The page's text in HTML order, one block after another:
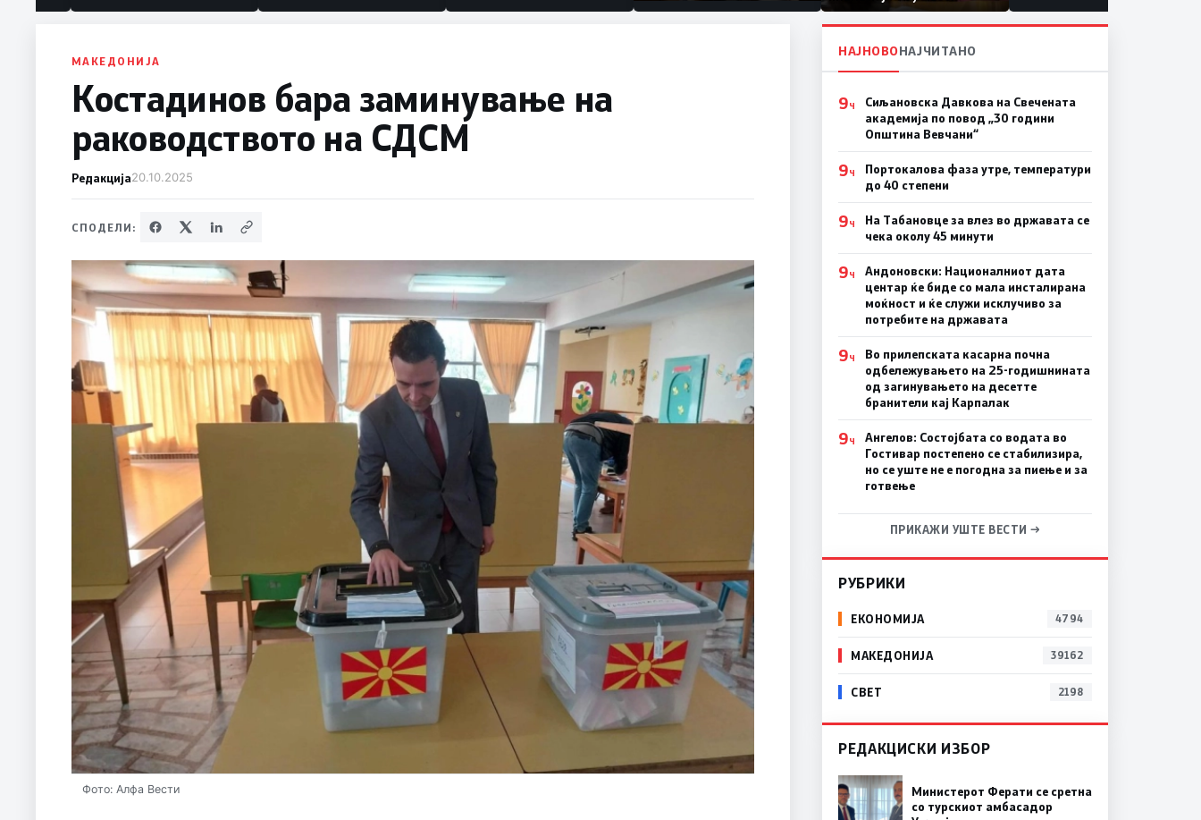
половина тунел во слепа
првачиња помалку
МАКЕДОНИЈА
Костадинов бара заминување на
раководството на СДСМ
Редакција20.10.2025
СПОДЕЛИ:
Фото: Алфа Вести
НАЈНОВОНАЈЧИТАНО
9Ч
Сиљановска Давкова на Свечената
академија по повод „30 години
Општина Вевчани“
9Ч
Портокалова фаза утре, температури
до 40 степени
9Ч
На Табановце за влез во државата се
чека околу 45 минути
9Ч
Андоновски: Националниот дата
центар ќе биде со мала инсталирана
моќност и ќе служи исклучиво за
потребите на државата
9Ч
Во прилепската касарна почна
одбележувањето на 25-годишнината
од загинувањето на десетте
бранители кај Карпалак
9Ч
Ангелов: Состојбата со водата во
Гостивар постепено се стабилизира,
но се уште не е погодна за пиење и за
готвење
ПРИКАЖИ УШТЕ ВЕСТИ →
РУБРИКИ
ЕКОНОМИЈА 4794
МАКЕДОНИЈА 39162
СВЕТ 2198
РЕДАКЦИСКИ ИЗБОР
Министерот Ферати се сретна
со турскиот амбасадор